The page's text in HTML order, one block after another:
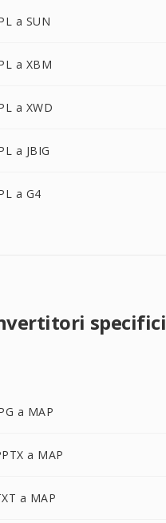
a SUN
a XBM
a XWD
a JBIG
a G4
specifici
a MAP
a MAP
a MAP